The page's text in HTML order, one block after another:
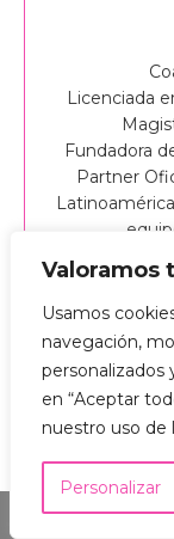
Valoramos
Usamos
navegación,
personalizados
en “Aceptar
nuestro uso de
Personalizar
Licenciada
Fundadora
Partner
Partner de